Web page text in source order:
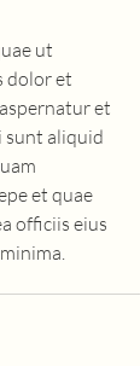
ut
dolor et
et
sunt aliquid
et quae
officiis eius